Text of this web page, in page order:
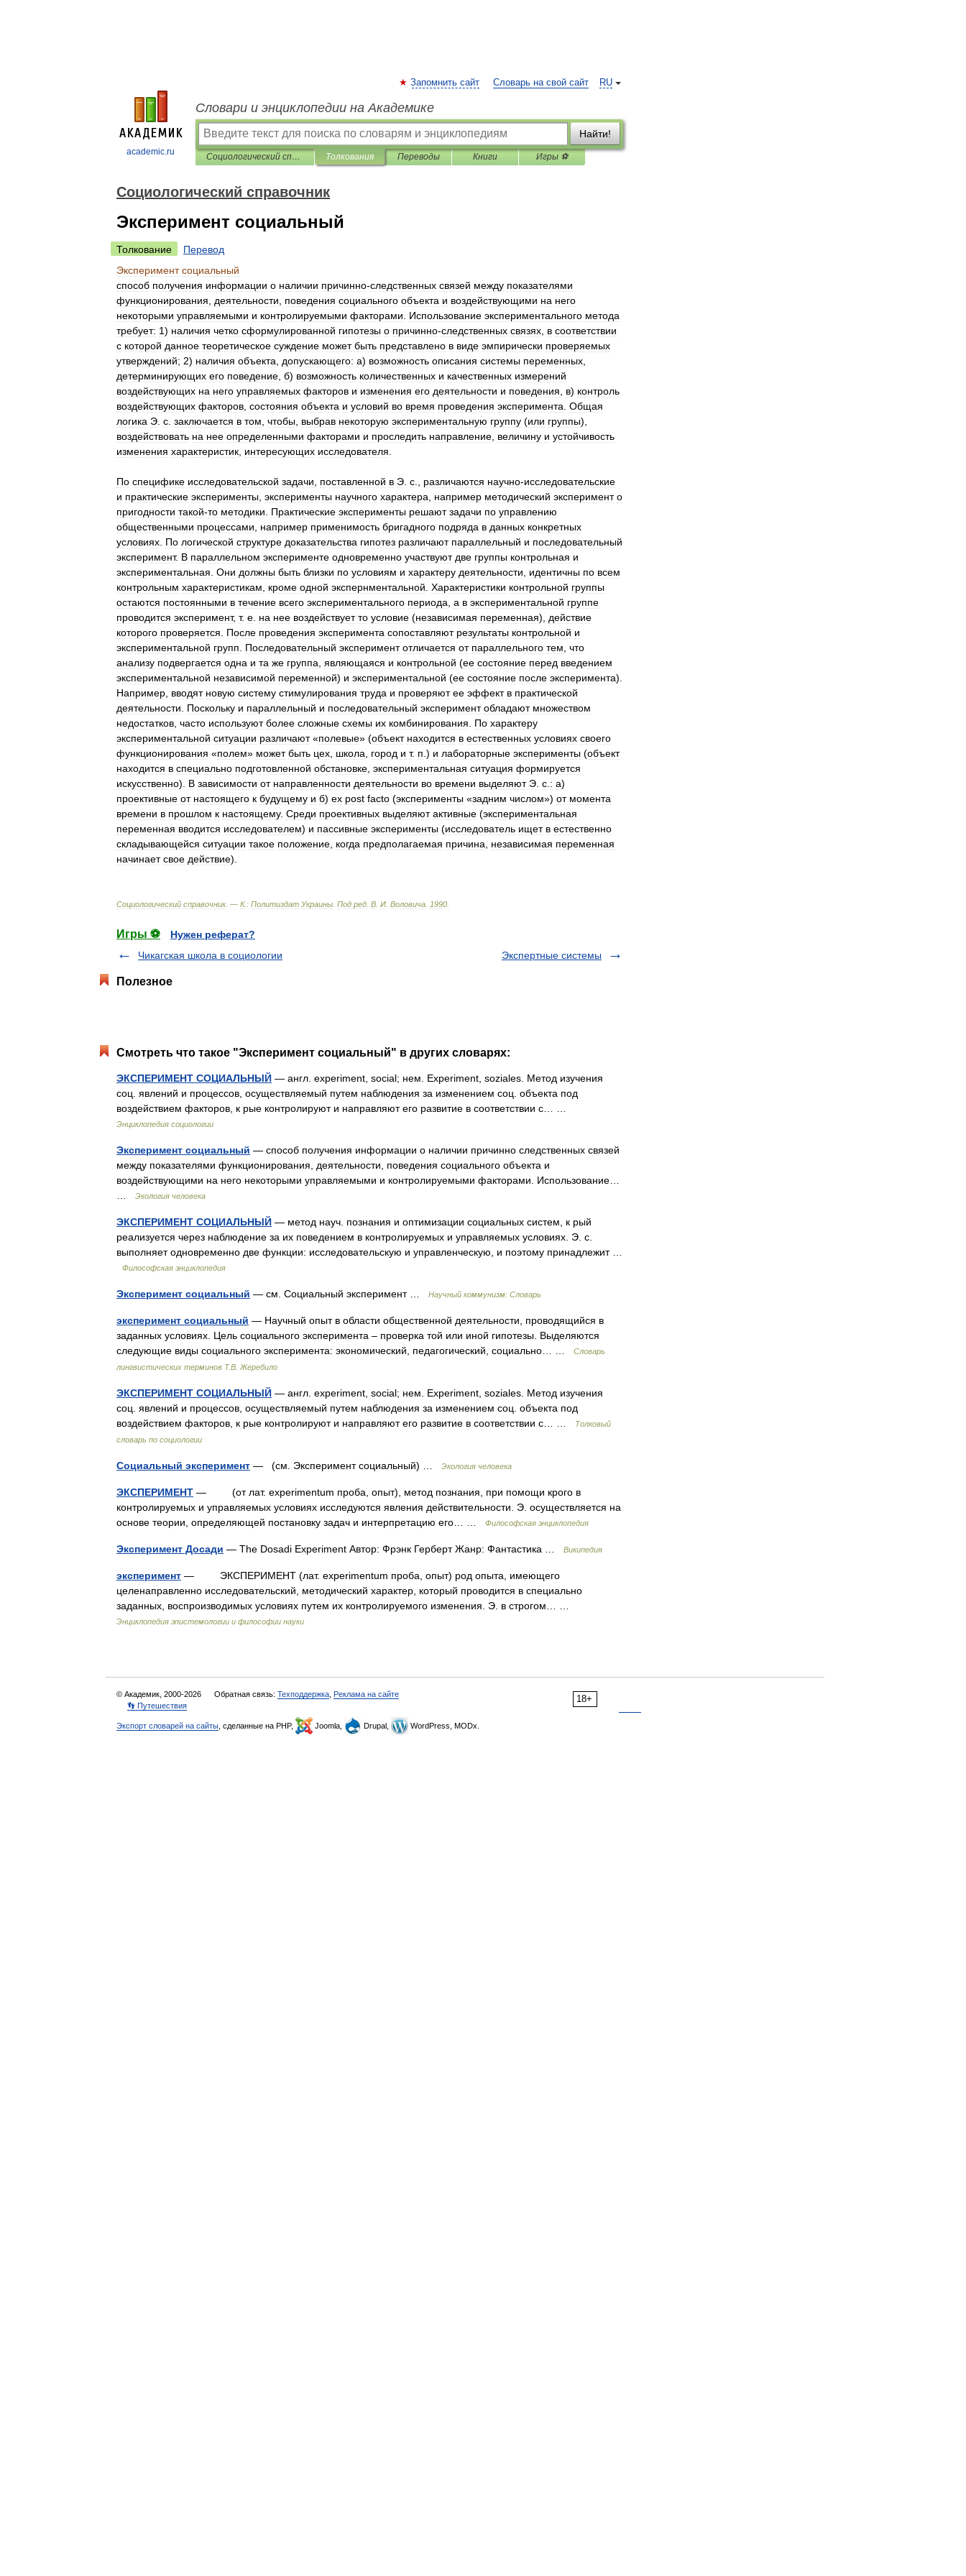
academic.ru
RU
Запомнить сайт Словарь на свой сайт
Словари и энциклопедии на Академике
Найти!
Социологический справочник Толкования Переводы Книги Игры ⚽
Социологический справочник
Эксперимент социальный
Толкование
Перевод
Эксперимент социальный
способ получения информации о наличии причинно-следственных связей между показателями
функционирования
деятельности поведения социального объекта и воздействующими на него
некоторыми управляемыми и контролируемыми факторами Использование экспериментального метода
требует: 1) наличия четко сформулированной гипотезы о причинно-следственных связях в соответствии
с которой данное теоретическое суждение может быть представлено в виде эмпирически проверяемых
утверждений; 2) наличия объекта допускающего: а) возможность описания системы переменных
детерминирующих его поведение б) возможность количественных и качественных измерений
воздействующих на него управляемых факторов и изменения его деятельности и поведения в) контроль
воздействующих факторов состояния объекта и условий во время проведения эксперимента Общая
логика Э с заключается в том чтобы выбрав некоторую экспериментальную группу (или группы),
воздействовать на нее определенными факторами и проследить направление величину и устойчивость
изменения характеристик интересующих исследователя
По специфике исследовательской задачи поставленной в Э с различаются научно-исследовательские
и практические эксперименты эксперименты научного характера например методический эксперимент о
пригодности такой-то методики Практические эксперименты решают задачи по управлению
общественными процессами например применимость бригадного подряда в данных конкретных
условиях По логической структуре доказательства гипотез различают параллельный и последовательный
эксперимент. В параллельном эксперименте одновременно участвуют две группы контрольная и
экспериментальная Они должны быть близки по условиям и характеру деятельности идентичны по всем
контрольным характеристикам кроме одной экспернментальной Характеристики контрольной группы
остаются постоянными в течение всего экспериментального периода а в экспериментальной группе
проводится эксперимент, т. е на нее воздействует то условие (независимая переменная), действие
которого проверяется После проведения эксперимента сопоставляют результаты контрольной и
экспериментальной групп Последовательный эксперимент отличается от параллельного тем что
анализу подвергается одна и та же группа являющаяся и контрольной (ее состояние перед введением
экспериментальной независимой переменной) и экспериментальной (ее состояние после эксперимента).
Например вводят новую систему стимулирования труда и проверяют ее эффект в практической
деятельности
Поскольку и параллельный и последовательный эксперимент обладают множеством
недостатков часто используют более сложные схемы их комбинирования По характеру
экспериментальной ситуации различают«полевые» (объект находится в естественных условиях своего
функционирования «полем» может быть цех школа город и т. п .) и лабораторные эксперименты (объект
находится в специально подготовленной обстановке экспериментальная ситуация формируется
искусственно). В зависимости от направленности деятельности во времени выделяют Э с : а)
проективные от настоящего к будущему и б) ex post facto (эксперименты «задним числом») от момента
времени в прошлом к настоящему. Среди проективных выделяют активные (экспериментальная
переменная вводится исследователем) и пассивные эксперименты (исследователь ищет в естественно
складывающейся ситуации такое положение когда предполагаемая причина независимая переменная
начинает свое действие).
Социологический справочник. — К. : Политиздат Украины Под ред В И Воловича 1990
Игры ⚽
Нужен реферат?
Чикагская школа в социологии
Экспертные системы
Полезное
Смотреть что такое "Эксперимент социальный" в других словарях:
ЭКСПЕРИМЕНТ СОЦИАЛЬНЫЙ — англ. experiment, social; нем. Experiment, soziales. Метод изучения
соц. явлений и процессов, осуществляемый путем наблюдения за изменением соц. объекта под
воздействием факторов, к рые контролируют и направляют его развитие в соответствии с… …
Энциклопедия социологии
Эксперимент социальный — способ получения информации о наличии причинно следственных связей
между показателями функционирования, деятельности, поведения социального объекта и
воздействующими на него некоторыми управляемыми и контролируемыми факторами. Использование…
Экология человека
ЭКСПЕРИМЕНТ СОЦИАЛЬНЫЙ — метод науч. познания и оптимизации социальных систем, к рый
реализуется через наблюдение за их поведением в контролируемых и управляемых условиях. Э. с.
выполняет одновременно две функции: исследовательскую и управленческую, и поэтому принадлежит …
Философская энциклопедия
Эксперимент социальный — см. Социальный эксперимент … Научный коммунизм: Словарь
эксперимент социальный — Научный опыт в области общественной деятельности, проводящийся в
заданных условиях. Цель социального эксперимента – проверка той или иной гипотезы. Выделяются
следующие виды социального эксперимента: экономический, педагогический, социально… …
Словарь
лингвистических терминов Т.В. Жеребило
ЭКСПЕРИМЕНТ СОЦИАЛЬНЫЙ — англ. experiment, social; нем. Experiment, soziales. Метод изучения
соц. явлений и процессов, осуществляемый путем наблюдения за изменением соц. объекта под
воздействием факторов, к рые контролируют и направляют его развитие в соответствии с… …
Толковый
словарь по социологии
Социальный эксперимент — (см. Эксперимент социальный) … Экология человека
ЭКСПЕРИМЕНТ — (от лат. experimentum проба, опыт), метод познания, при помощи крого в
контролируемых и управляемых условиях исследуются явления действительности. Э. осуществляется на
основе теории, определяющей постановку задач и интерпретацию его… …
Философская энциклопедия
Эксперимент Досади — The Dosadi Experiment Автор: Фрэнк Герберт Жанр: Фантастика … Википедия
эксперимент — ЭКСПЕРИМЕНТ (лат. experimentum проба, опыт) род опыта, имеющего
целенаправленно исследовательский, методический характер, который проводится в специально
заданных, воспроизводимых условиях путем их контролируемого изменения. Э. в строгом… …
Энциклопедия эпистемологии и философии науки
18+
© Академик, 2000-2026 Обратная связь: Техподдержка Реклама на сайте
👣 Путешествия
Экспорт словарей на сайты , сделанные на PHP, Joomla, Drupal, WordPress, MODx.